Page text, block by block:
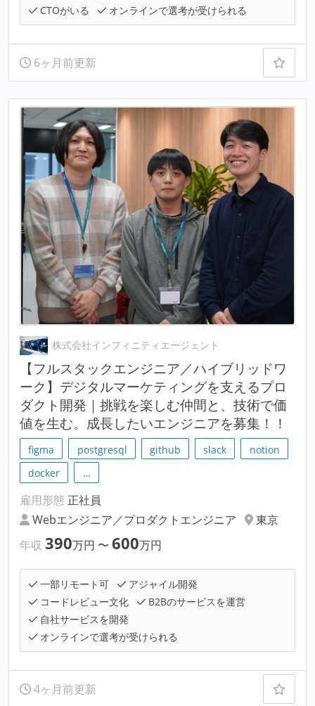
CTOがいる
オンラインで選考が受けられる
6ヶ月前更新
株式会社インフィニティエージェント
【フルスタックエンジニア／ハイブリッドワ
ーク】デジタルマーケティングを支えるプロ
ダクト開発｜挑戦を楽しむ仲間と、技術で価
値を生む。成長したいエンジニアを募集！！
figma postgresql github slack
notion
docker
…
雇用形態 正社員
Webエンジニア／プロダクトエンジニア
東京
年収 390万円 〜 600万円
一部リモート可
アジャイル開発
コードレビュー文化
B2Bのサービスを運営
自社サービスを開発
オンラインで選考が受けられる
4ヶ月前更新